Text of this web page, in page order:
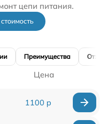
цепи питания.
Преимущества
Цена
1100 р